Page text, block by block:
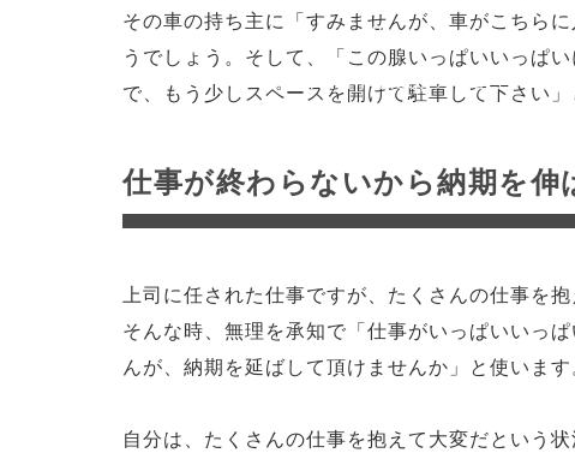
scrollbars=yes');
return false;"> シェア
その車の持ち主に「すみませんが、車がこちら
うでしょう。そして、「この腺いっぱいいっぱ
で、もう少しスペースを開けて駐車して下さい」
仕事が終わらないから納期を伸
上司に任された仕事ですが、たくさんの仕事を
そんな時、無理を承知で「仕事がいっぱいいっ
んが、納期を延ばして頂けませんか」と使います
自分は、たくさんの仕事を抱えて大変だという